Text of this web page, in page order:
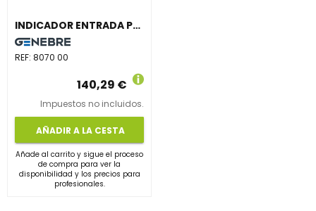
INDICADOR ENTRADA PROGRAMABLE 2 RELÉS ALARMA 48x96mm
REF: 8070 00
140,29 €
Impuestos no incluidos.
AÑADIR A LA CESTA
Añade al carrito y sigue el proceso
de compra para ver la
disponibilidad y los precios para
profesionales.